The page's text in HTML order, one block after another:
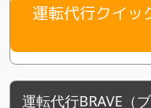
運転代行クイッ
運転代行BRAVE（ブ